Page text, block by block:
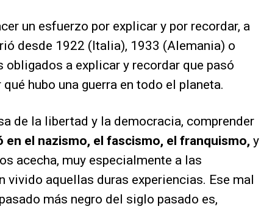
un esfuerzo por explicar y por recordar, a
desde 1922 (Italia), 1933 (Alemania) o
obligados a explicar y recordar que pasó
hubo una guerra en todo el planeta.
de la libertad y la democracia, comprender
en el nazismo, el fascismo, el franquismo, y
acecha, muy especialmente a las
vivido aquellas duras experiencias. Ese mal
más negro del siglo pasado es,